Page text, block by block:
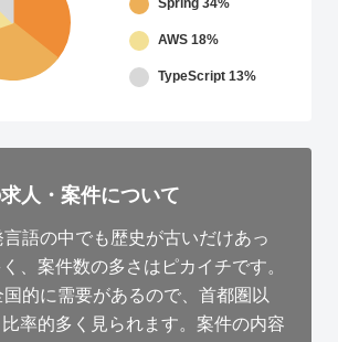
Spring 34%
AWS 18%
TypeScript 13%
人・案件について
語の中でも歴史が古いだけあっ
、案件数の多さはピカイチです。
的に需要があるので、首都圏以
率的多く見られます。案件の内容